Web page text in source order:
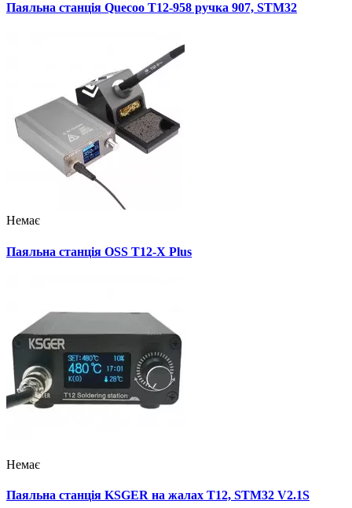
Паяльна станція Quecoo T12-958 ручка 907, STM32
Немає
Паяльна станція OSS T12-X Plus
Немає
Паяльна станція KSGER на жалах T12, STM32 V2.1S